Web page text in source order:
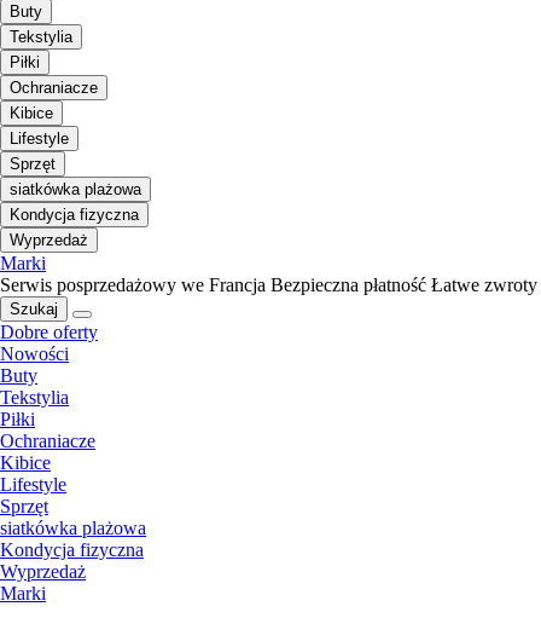
Buty
Tekstylia
Piłki
Ochraniacze
Kibice
Lifestyle
Sprzęt
siatkówka plażowa
Kondycja fizyczna
Wyprzedaż
Marki
Serwis posprzedażowy we Francja Bezpieczna płatność Łatwe zwroty
Szukaj
Dobre oferty
Nowości
Buty
Tekstylia
Piłki
Ochraniacze
Kibice
Lifestyle
Sprzęt
siatkówka plażowa
Kondycja fizyczna
Wyprzedaż
Marki